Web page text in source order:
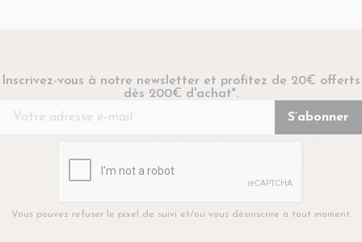
Inscrivez-vous à notre newsletter et profitez de 20€ offerts
dès 200€ d'achat*.
Vous pouvez refuser le pixel de suivi et/ou vous désinscrire à tout moment.